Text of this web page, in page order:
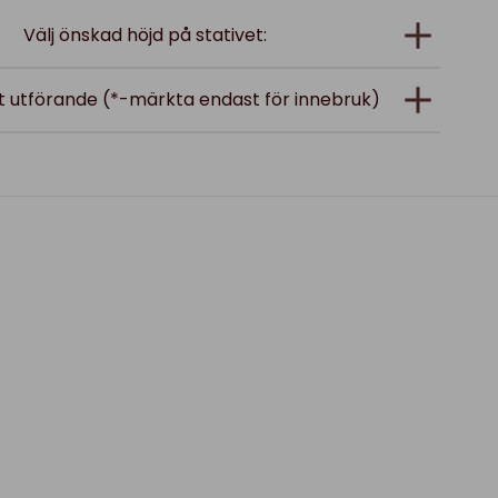
Välj önskad höjd på stativet:
utförande (*-märkta endast för innebruk)